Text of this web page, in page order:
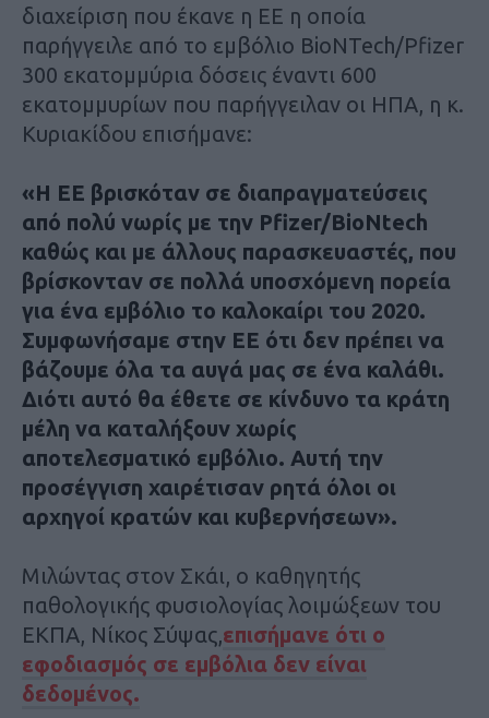
διαχείριση που έκανε η ΕΕ η οποία
παρήγγειλε από το εμβόλιο BioNTech/Pfizer
300 εκατομμύρια δόσεις έναντι 600
εκατομμυρίων που παρήγγειλαν οι ΗΠΑ, η κ.
Κυριακίδου επισήμανε:
«Η ΕΕ βρισκόταν σε διαπραγματεύσεις
από πολύ νωρίς με την Pfizer/BioNtech
καθώς και με άλλους παρασκευαστές, που
βρίσκονταν σε πολλά υποσχόμενη πορεία
για ένα εμβόλιο το καλοκαίρι του 2020.
Συμφωνήσαμε στην ΕΕ ότι δεν πρέπει να
βάζουμε όλα τα αυγά μας σε ένα καλάθι.
Διότι αυτό θα έθετε σε κίνδυνο τα κράτη
μέλη να καταλήξουν χωρίς
αποτελεσματικό εμβόλιο. Αυτή την
προσέγγιση χαιρέτισαν ρητά όλοι οι
αρχηγοί κρατών και κυβερνήσεων».
Μιλώντας στον Σκάι, ο καθηγητής
παθολογικής φυσιολογίας λοιμώξεων του
ΕΚΠΑ, Νίκος Σύψας,επισήμανε ότι ο
εφοδιασμός σε εμβόλια δεν είναι
δεδομένος.